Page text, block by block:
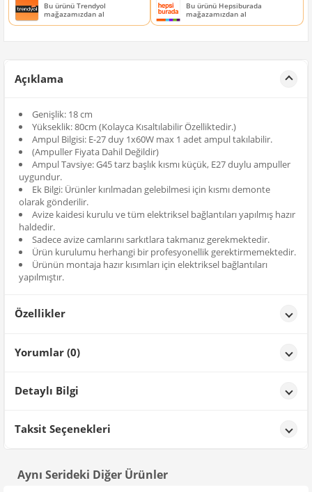
Bu ürünü Trendyol
mağazamızdan al
Bu ürünü Hepsiburada
mağazamızdan al
Açıklama
Genişlik: 18 cm
Yükseklik: 80cm (Kolayca Kısaltılabilir Özelliktedir.)
Ampul Bilgisi: E-27 duy 1x60W max 1 adet ampul takılabilir.
(Ampuller Fiyata Dahil Değildir)
Ampul Tavsiye: G45 tarz başlık kısmı küçük, E27 duylu ampuller
uygundur.
Ek Bilgi: Ürünler kırılmadan gelebilmesi için kısmı demonte
olarak gönderilir.
Avize kaidesi kurulu ve tüm elektriksel bağlantıları yapılmış hazır
haldedir.
Sadece avize camlarını sarkıtlara takmanız gerekmektedir.
Ürün kurulumu herhangi bir profesyonellik gerektirmemektedir.
Ürünün montaja hazır kısımları için elektriksel bağlantıları
yapılmıştır.
Özellikler
Yorumlar (0)
Detaylı Bilgi
Ürün Detayları;
Taksit Seçenekleri
Aynı Serideki Diğer Ürünler